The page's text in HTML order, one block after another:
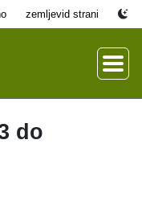
zemljevid strani
do